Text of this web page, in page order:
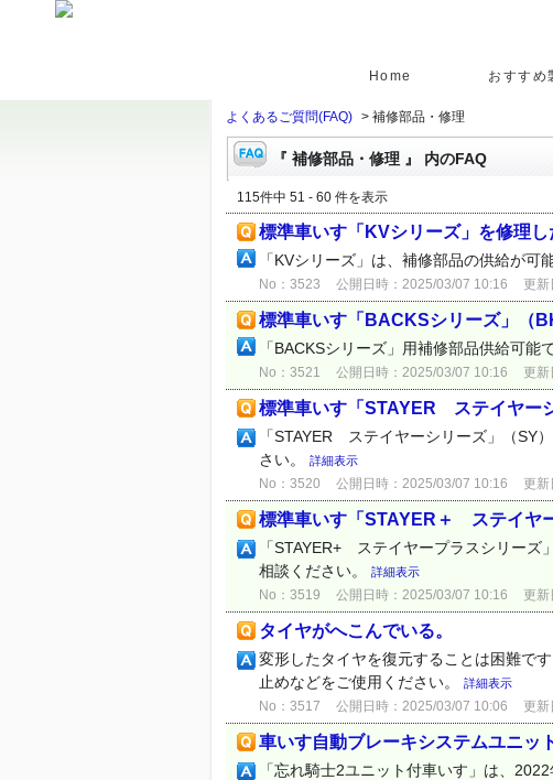
Home おすすめ
よくあるご質問(FAQ) > 補修部品・修理
『 補修部品・修理 』 内のFAQ
115件中 51 - 60 件を表示
標準車いす「KVシリーズ」を修理し
「KVシリーズ」は、補修部品の供給が
No：3523 公開日時：2025/03/07 10:16 更新
標準車いす「BACKSシリーズ」（
「BACKSシリーズ」用補修部品供給可
No：3521 公開日時：2025/03/07 10:16 更新
標準車いす「STAYER ステイヤー
「STAYER ステイヤーシリーズ」（SY
さい。
詳細表示
No：3520 公開日時：2025/03/07 10:16 更新
標準車いす「STAYER＋ ステイヤ
「STAYER+ ステイヤープラスシリーズ
相談ください。
詳細表示
No：3519 公開日時：2025/03/07 10:16 更新
タイヤがへこんでいる。
変形したタイヤを復元することは困難で
止めなどをご使用ください。
詳細表示
No：3517 公開日時：2025/03/07 10:06 更新
車いす自動ブレーキシステムユニッ
「忘れ騎士2ユニット付車いす」は、